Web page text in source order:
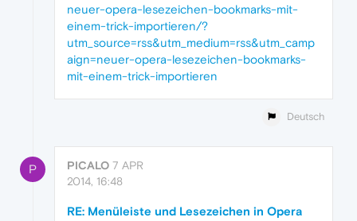
neuer-opera-lesezeichen-bookmarks-mit-
einem-trick-importieren/?
utm_source=rss&utm_medium=rss&utm_camp
aign=neuer-opera-lesezeichen-bookmarks-
mit-einem-trick-importieren
Deutsch
P PICALO 7 APR
2014, 16:48
RE: Menüleiste und Lesezeichen in Opera